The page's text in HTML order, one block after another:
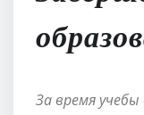
За время